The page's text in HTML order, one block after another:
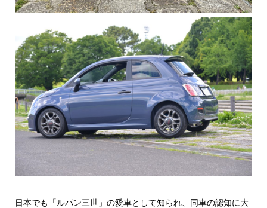
日本でも「ルパン三世」の愛車として知られ、同車の認知に大